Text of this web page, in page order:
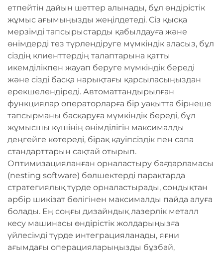
етпейтін дайын шеттер алынады, бұл өндірістік
жұмыс ағымыңызды жеңілдетеді. Сіз қысқа
мерзімді тапсырыстарды қабылдауға және
өнімдерді тез түрлендіруге мүмкіндік аласыз, бұл
сіздің клиенттердің талаптарына қатты
икемділікпен жауап беруге мүмкіндік береді
және сізді басқа нарықтағы қарсыласыңыздан
ерекшелендіреді. Автоматтандырылған
функциялар операторларға бір уақытта бірнеше
тапсырманы басқаруға мүмкіндік береді, бұл
жұмысшы күшінің өнімділігін максималды
деңгейге көтереді, бірақ қауіпсіздік пен сапа
стандарттарын сақтай отырып.
Оптимизацияланған орналастыру бағдарламасы
(nesting software) бөлшектерді парақтарда
стратегиялық түрде орналастырады, сондықтан
әрбір шикізат бөлігінен максималды пайда алуға
болады. Ең соңғы дизайндық лазерлік металл
кесу машинасы өндірістік жолдарыңызға
үйлесімді түрде интеграцияланады, яғни
ағымдағы операцияларыңызды бұзбай,